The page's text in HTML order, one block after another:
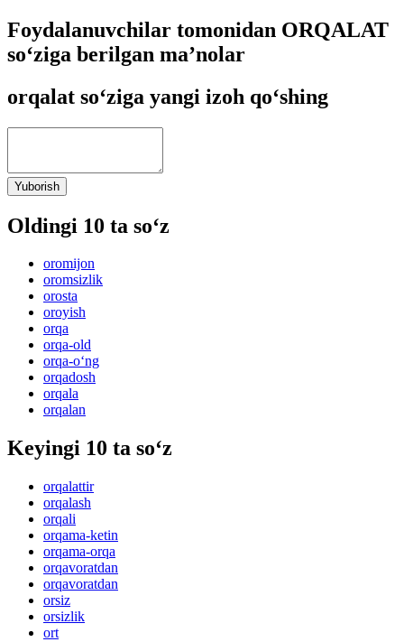
Foydalanuvchilar tomonidan ORQALAT
so‘ziga berilgan ma’nolar
orqalat so‘ziga yangi izoh qo‘shing
Yuborish
Oldingi 10 ta so‘z
oromijon
oromsizlik
orosta
oroyish
orqa
orqa-old
orqa-o‘ng
orqadosh
orqala
orqalan
Keyingi 10 ta so‘z
orqalattir
orqalash
orqali
orqama-ketin
orqama-orqa
orqavoratdan
orqavoratdan
orsiz
orsizlik
ort